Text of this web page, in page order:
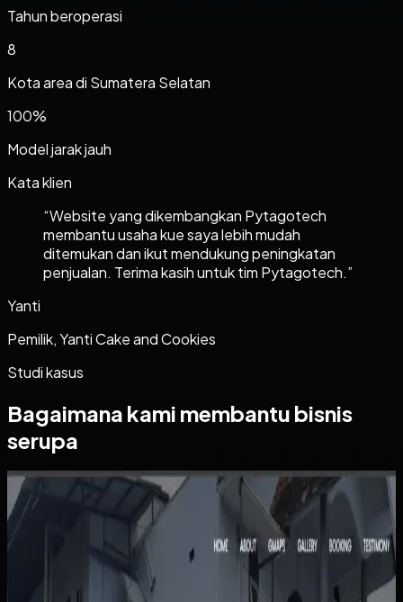
Tahun beroperasi
8
Kota area di Sumatera Selatan
100%
Model jarak jauh
Kata klien
“Website yang dikembangkan Pytagotech
membantu usaha kue saya lebih mudah
ditemukan dan ikut mendukung peningkatan
penjualan. Terima kasih untuk tim Pytagotech.”
Yanti
Pemilik, Yanti Cake and Cookies
Studi kasus
Bagaimana kami membantu bisnis
serupa
Kos Bu Ham
Kos Bu Ham
Sebelumnya